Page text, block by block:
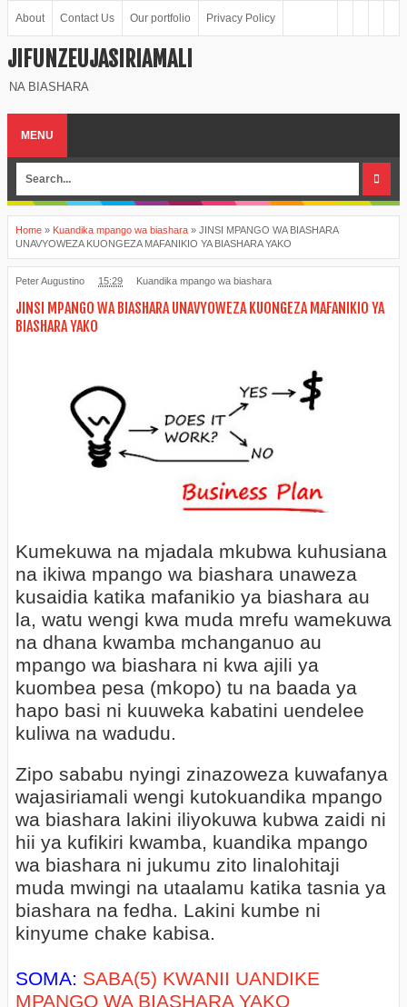
About Contact Us Our portfolio Privacy Policy
JIFUNZEUJASIRIAMALI
NA BIASHARA
MENU
Home » Kuandika mpango wa biashara » JINSI MPANGO WA BIASHARA
UNAVYOWEZA KUONGEZA MAFANIKIO YA BIASHARA YAKO
Peter Augustino 15:29 Kuandika mpango wa biashara
JINSI MPANGO WA BIASHARA UNAVYOWEZA KUONGEZA MAFANIKIO YA
BIASHARA YAKO
Kumekuwa na mjadala mkubwa kuhusiana
na ikiwa mpango wa biashara unaweza
kusaidia katika mafanikio ya biashara au
la, watu wengi kwa muda mrefu wamekuwa
na dhana kwamba mchanganuo au
mpango wa biashara ni kwa ajili ya
kuombea pesa (mkopo) tu na baada ya
hapo basi ni kuuweka kabatini uendelee
kuliwa na wadudu.
Zipo sababu nyingi zinazoweza kuwafanya
wajasiriamali wengi kutokuandika mpango
wa biashara lakini iliyokuwa kubwa zaidi ni
hii ya kufikiri kwamba, kuandika mpango
wa biashara ni jukumu zito linalohitaji
muda mwingi na utaalamu katika tasnia ya
biashara na fedha. Lakini kumbe ni
kinyume chake kabisa.
SOMA: SABA(5) KWANII UANDIKE
MPANGO WA BIASHARA YAKO